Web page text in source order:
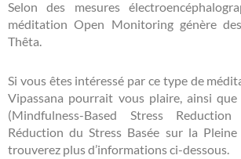
Selon des mesures
méditation Open Monitoring génère
Thêta.
Si vous êtes intéressé par ce type de
Vipassana pourrait vous plaire, ainsi
(Mindfulness-Based Stress
Réduction du Stress Basée sur la Pleine
trouverez plus d’informations ci-dessous.